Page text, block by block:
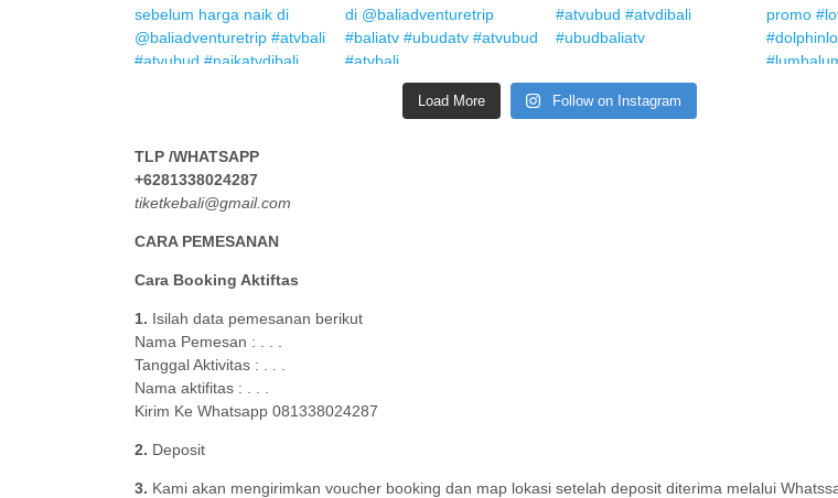
Load More Follow on Instagram
TLP /WHATSAPP
+6281338024287
tiketkebali@gmail.com
CARA PEMESANAN
Cara Booking Aktiftas
1. Isilah data pemesanan berikut
Nama Pemesan : . . .
Tanggal Aktivitas : . . .
Nama aktifitas : . . .
Kirim Ke Whatsapp 081338024287
2. Deposit
3. Kami akan mengirimkan voucher booking dan map lokasi setelah deposit diterima melalui